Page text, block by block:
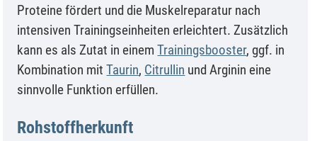
Proteine fördert und die Muskelreparatur nach
intensiven Trainingseinheiten erleichtert. Zusätzlich
kann es als Zutat in einemTrainingsbooster, ggf. in
Kombination mitTaurin, Citrullin und Arginin eine
sinnvolle Funktion erfüllen.
Rohstoffherkunft